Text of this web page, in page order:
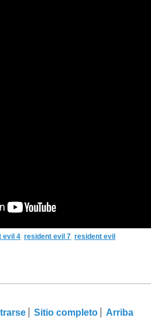
evil 4, resident evil 7, resident evil
Sitio completo Arriba